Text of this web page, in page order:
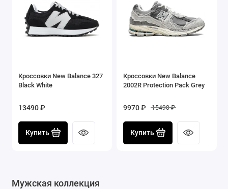
Кроссовки New Balance 327
Black White
13490 ₽
Купить
Кроссовки New Balance
2002R Protection Pack Grey
9970 ₽ 15490 ₽
Купить
Мужская коллекция